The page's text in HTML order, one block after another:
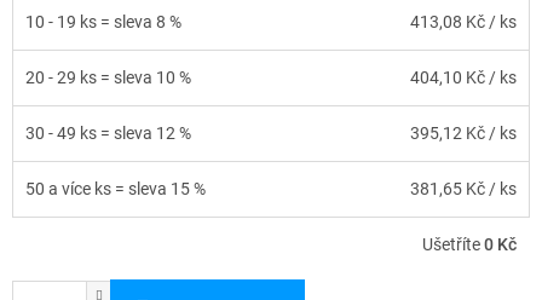
10 - 19 ks = sleva 8 % 413,08 Kč/ ks
20 - 29 ks = sleva 10 % 404,10 Kč/ ks
30 - 49 ks = sleva 12 % 395,12 Kč/ ks
50 a více ks = sleva 15 % 381,65 Kč/ ks
Ušetříte0 Kč